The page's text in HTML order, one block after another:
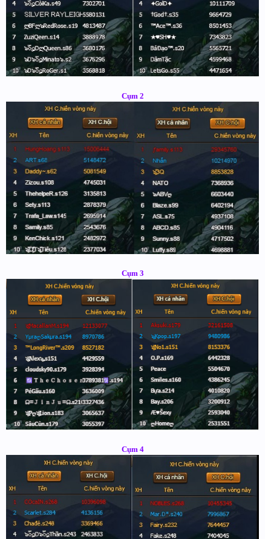
Cụm 2
Cụm 3
Cụm 4